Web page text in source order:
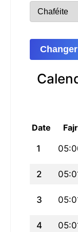
Date Fajr
1
2
3
4